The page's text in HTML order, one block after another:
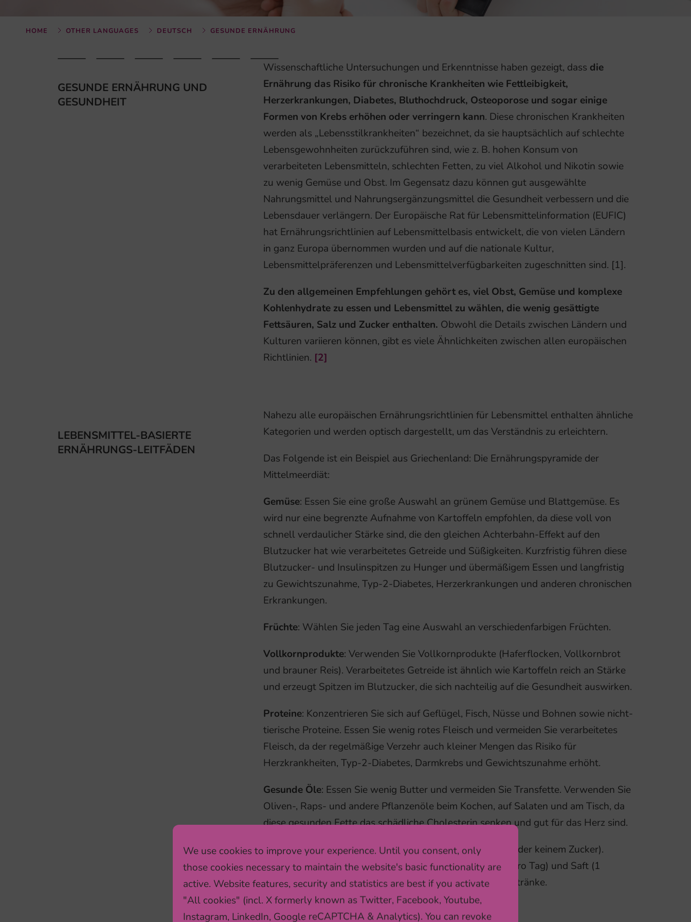
We use cookies to improve your experience. Until you consent, only
those cookies necessary to maintain the website's basic functionality are
active. Website features, security and statistics are best if you activate
"All cookies" (incl. X formerly known as Twitter, Facebook, Youtube,
Instagram, LinkedIn, Google reCAPTCHA & Analytics). You can revoke
HOME OTHER LANGUAGES DEUTSCH GESUNDE ERNÄHRUNG
GESUNDE ERNÄHRUNG UND
GESUNDHEIT
Wissenschaftliche Untersuchungen und Erkenntnisse haben gezeigt, dass die
Ernährung das Risiko für chronische Krankheiten wie Fettleibigkeit,
Herzerkrankungen, Diabetes, Bluthochdruck, Osteoporose und sogar einige
Formen von Krebs erhöhen oder verringern kann. Diese chronischen Krankheiten
werden als „Lebensstilkrankheiten“ bezeichnet, da sie hauptsächlich auf schlechte
Lebensgewohnheiten zurückzuführen sind, wie z. B. hohen Konsum von
verarbeiteten Lebensmitteln, schlechten Fetten, zu viel Alkohol und Nikotin sowie
zu wenig Gemüse und Obst. Im Gegensatz dazu können gut ausgewählte
Nahrungsmittel und Nahrungsergänzungsmittel die Gesundheit verbessern und die
Lebensdauer verlängern. Der Europäische Rat für Lebensmittelinformation (EUFIC)
hat Ernährungsrichtlinien auf Lebensmittelbasis entwickelt, die von vielen Ländern
in ganz Europa übernommen wurden und auf die nationale Kultur,
Lebensmittelpräferenzen und Lebensmittelverfügbarkeiten zugeschnitten sind. [1].
Zu den allgemeinen Empfehlungen gehört es, viel Obst, Gemüse und komplexe
Kohlenhydrate zu essen und Lebensmittel zu wählen, die wenig gesättigte
Fettsäuren, Salz und Zucker enthalten. Obwohl die Details zwischen Ländern und
Kulturen variieren können, gibt es viele Ähnlichkeiten zwischen allen europäischen
Richtlinien. [2]
LEBENSMITTEL-BASIERTE
ERNÄHRUNGS-LEITFÄDEN
Nahezu alle europäischen Ernährungsrichtlinien für Lebensmittel enthalten ähnliche
Kategorien und werden optisch dargestellt, um das Verständnis zu erleichtern.
Das Folgende ist ein Beispiel aus Griechenland: Die Ernährungspyramide der
Mittelmeerdiät:
Gemüse: Essen Sie eine große Auswahl an grünem Gemüse und Blattgemüse. Es
wird nur eine begrenzte Aufnahme von Kartoffeln empfohlen, da diese voll von
schnell verdaulicher Stärke sind, die den gleichen Achterbahn-Effekt auf den
Blutzucker hat wie verarbeitetes Getreide und Süßigkeiten. Kurzfristig führen diese
Blutzucker- und Insulinspitzen zu Hunger und übermäßigem Essen und langfristig
zu Gewichtszunahme, Typ-2-Diabetes, Herzerkrankungen und anderen chronischen
Erkrankungen.
Früchte: Wählen Sie jeden Tag eine Auswahl an verschiedenfarbigen Früchten.
Vollkornprodukte: Verwenden Sie Vollkornprodukte (Haferflocken, Vollkornbrot
und brauner Reis). Verarbeitetes Getreide ist ähnlich wie Kartoffeln reich an Stärke
und erzeugt Spitzen im Blutzucker, die sich nachteilig auf die Gesundheit auswirken.
Proteine: Konzentrieren Sie sich auf Geflügel, Fisch, Nüsse und Bohnen sowie nicht-
tierische Proteine. Essen Sie wenig rotes Fleisch und vermeiden Sie verarbeitetes
Fleisch, da der regelmäßige Verzehr auch kleiner Mengen das Risiko für
Herzkrankheiten, Typ-2-Diabetes, Darmkrebs und Gewichtszunahme erhöht.
Gesunde Öle: Essen Sie wenig Butter und vermeiden Sie Transfette. Verwenden Sie
Oliven-, Raps- und andere Pflanzenöle beim Kochen, auf Salaten und am Tisch, da
diese gesunden Fette das schädliche Cholesterin senken und gut für das Herz sind.
Wasser: Trinken Sie Wasser, Tee oder Kaffee (mit wenig oder keinem Zucker).
Reduzieren Sie Milch und Milchprodukte (1-2 Portionen pro Tag) und Saft (1
kleines Glas pro Tag) und vermeiden Sie zuckerhaltige Getränke.